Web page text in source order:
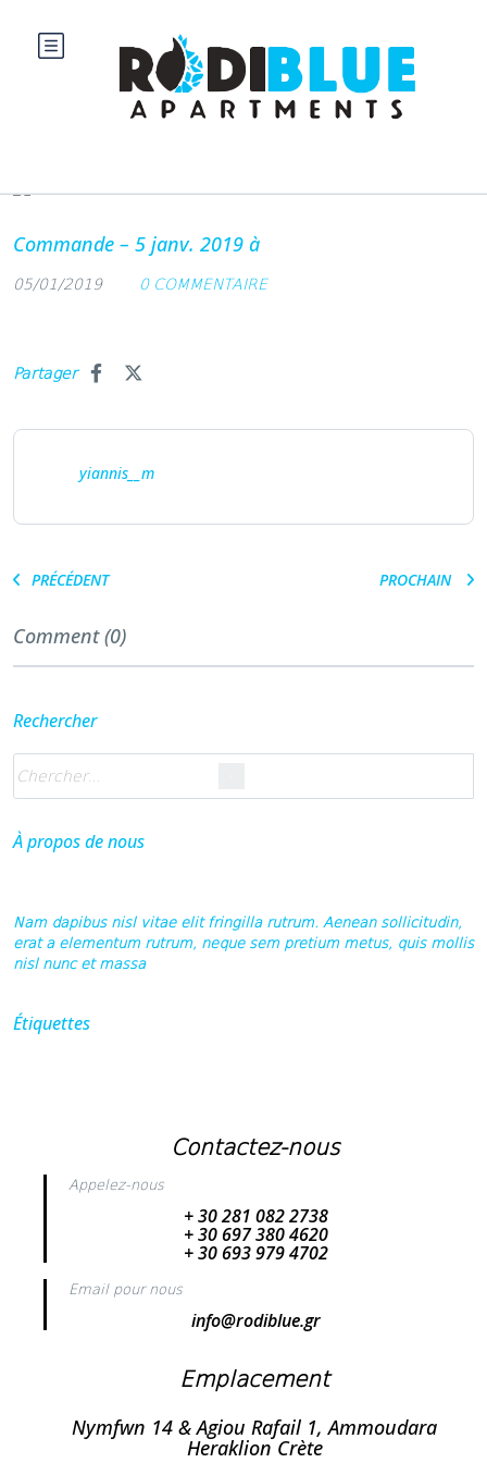
Commande – 5 janv. 2019 à
05/01/2019 0 COMMENTAIRE
Partager
yiannis__m
PRÉCÉDENT PROCHAIN
Comment (0)
Rechercher
À propos de nous
Nam dapibus nisl vitae elit fringilla rutrum. Aenean sollicitudin,
erat a elementum rutrum, neque sem pretium metus, quis mollis
nisl nunc et massa
Étiquettes
Contactez-nous
Appelez-nous
+ 30 281 082 2738
+ 30 697 380 4620
+ 30 693 979 4702
Email pour nous
info@rodiblue.gr
Emplacement
Nymfwn 14 & Agiou Rafail 1, Ammoudara
Heraklion Crète